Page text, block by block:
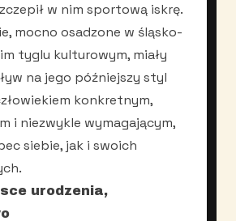
w nim sportową iskrę.
mocno osadzone w śląsko-
tyglu kulturowym, miały
na jego późniejszy styl
konkretnym,
i niezwykle wymagającym,
siebie, jak i swoich
urodzenia,